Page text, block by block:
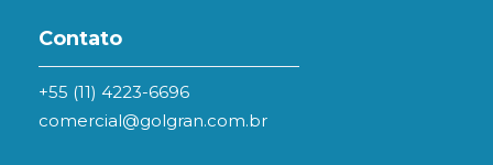
Contato
+55 (11) 4223-6696
comercial@golgran.com.br